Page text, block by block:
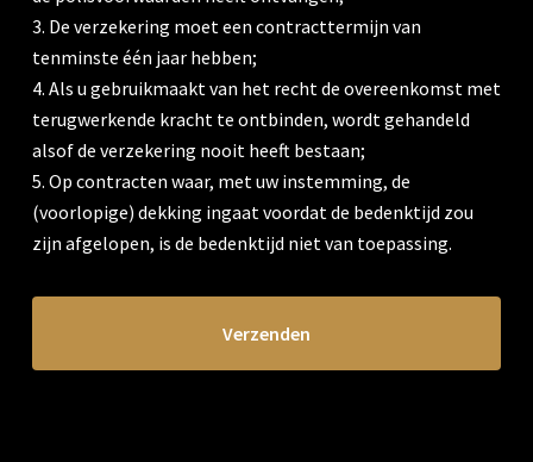
3. De verzekering moet een contracttermijn van
tenminste één jaar hebben;
4. Als u gebruikmaakt van het recht de overeenkomst met
terugwerkende kracht te ontbinden, wordt gehandeld
alsof de verzekering nooit heeft bestaan;
5. Op contracten waar, met uw instemming, de
(voorlopige) dekking ingaat voordat de bedenktijd zou
zijn afgelopen, is de bedenktijd niet van toepassing.